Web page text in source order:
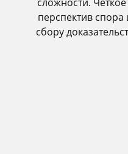
перспектив
сбору